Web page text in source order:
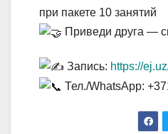
при пакете 10 занятий
Приведи друга —
Запись: https://
Тел./WhatsApp: